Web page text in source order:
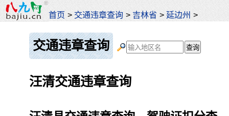
首页 > 交通违章查询 > 吉林省 >延边州 >
交通违章查询
汪清交通违章查询